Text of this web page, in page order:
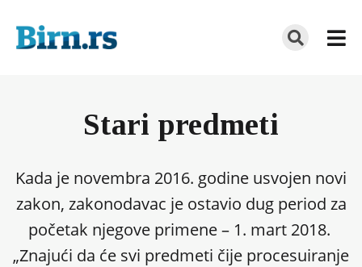
Stari predmeti
Kada je novembra 2016. godine usvojen novi
zakon, zakonodavac je ostavio dug period za
početak njegove primene – 1. mart 2018.
„Znajući da će svi predmeti čije procesuiranje